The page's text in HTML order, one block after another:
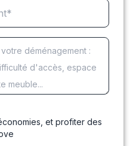
et profiter des